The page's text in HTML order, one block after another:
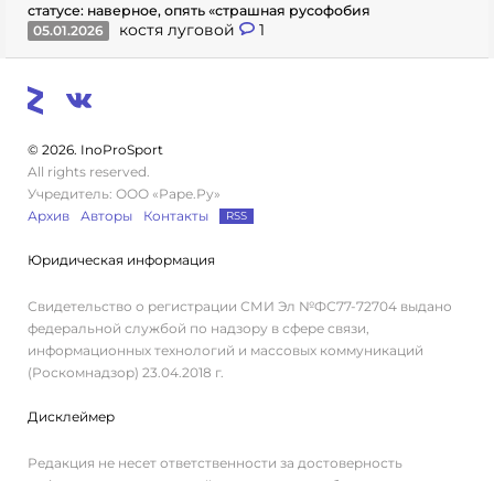
статусе: наверное, опять «страшная русофобия
05.01.2026
костя луговой 1
© 2026. InoProSport
All rights reserved.
Учредитель: ООО «Раре.Ру»
Архив
Авторы Контакты RSS
Юридическая информация
Свидетельство о регистрации СМИ Эл №ФС77-72704 выдано
федеральной службой по надзору в сфере связи,
информационных технологий и массовых коммуникаций
(Роскомнадзор) 23.04.2018 г.
Дисклеймер
Редакция не несет ответственности за достоверность